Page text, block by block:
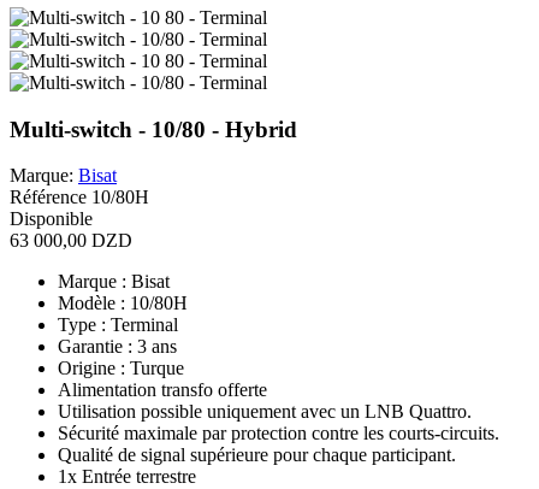
Multi-switch - 10/80 - Hybrid
Marque: Bisat
Référence 10/80H
Disponible
63 000,00 DZD
Marque : Bisat
Modèle : 10/80H
Type : Terminal
Garantie : 3 ans
Origine : Turque
Alimentation transfo offerte
Utilisation possible uniquement avec un LNB Quattro.
Sécurité maximale par protection contre les courts-circuits.
Qualité de signal supérieure pour chaque participant.
1x Entrée terrestre